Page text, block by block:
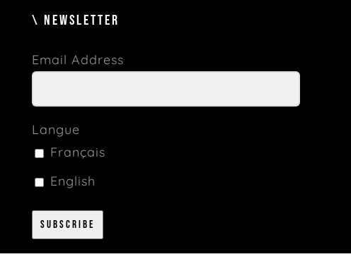
\ NEWSLETTER
Email Address
Langue
Français
English
Subscribe